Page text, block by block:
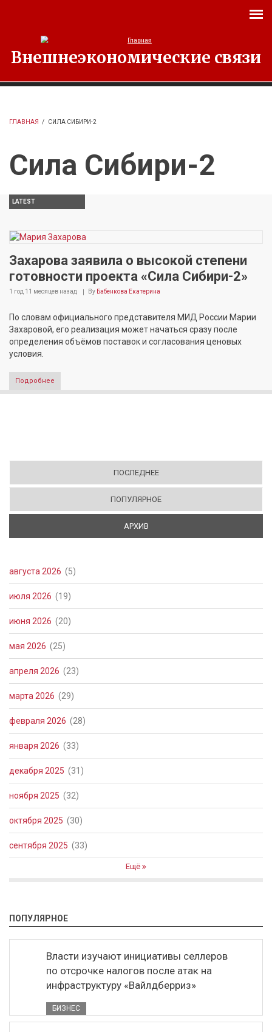
Внешнеэкономические связи
ГЛАВНАЯ / СИЛА СИБИРИ-2
Сила Сибири-2
LATEST
Захарова заявила о высокой степени
готовности проекта «Сила Сибири-2»
1 год 11 месяцев назад By Бабенкова Екатерина
По словам официального представителя МИД России Марии
Захаровой, его реализация может начаться сразу после
определения объёмов поставок и согласования ценовых
условия.
Подробнее
ПОСЛЕДНЕЕ
ПОПУЛЯРНОЕ
АРХИВ
августа 2026 (5)
июля 2026 (19)
июня 2026 (20)
мая 2026 (25)
апреля 2026 (23)
марта 2026 (29)
февраля 2026 (28)
января 2026 (33)
декабря 2025 (31)
ноября 2025 (32)
октября 2025 (30)
сентября 2025 (33)
Ещё
ПОПУЛЯРНОЕ
Власти изучают инициативы селлеров
по отсрочке налогов после атак на
инфраструктуру «Вайлдберриз»
БИЗНЕС